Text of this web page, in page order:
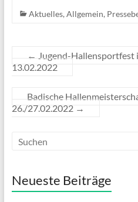
Aktuelles, Allgemein,
← Jugend-Hallensportfest
13.02.2022
Badische
26./27.02.2022 →
Neueste Beiträge